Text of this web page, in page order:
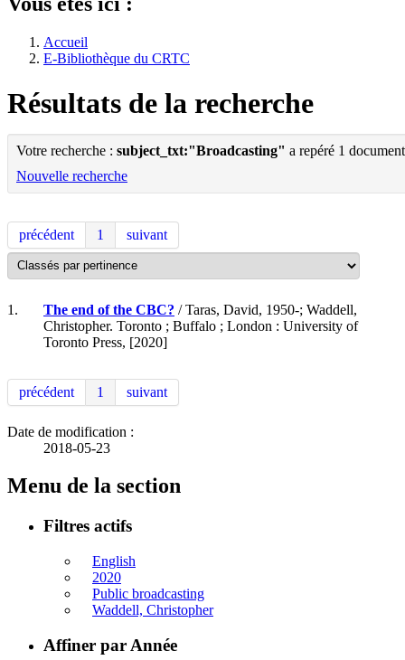
Accueil
E-Bibliothèque du CRTC
Résultats de la recherche
Votre recherche : subject_txt:"Broadcasting" a repéré 1
Nouvelle recherche
précédent 1 suivant
1. The end of the CBC? / Taras, David, 1950-; Waddell,
Christopher. Toronto ; Buffalo ; London : University of
Toronto Press, [2020]
précédent 1 suivant
Date de modification :
2018-05-23
Menu de la section
Filtres actifs
English
2020
Public broadcasting
Waddell, Christopher
Affiner par Année